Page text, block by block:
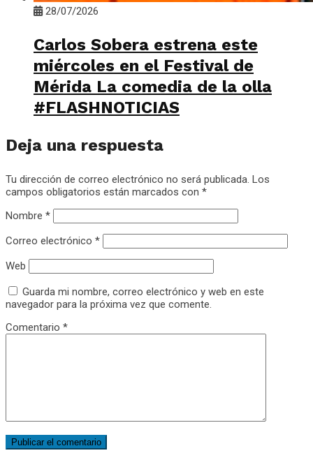
28/07/2026
Carlos Sobera estrena este
miércoles en el Festival de
Mérida La comedia de la olla
#FLASHNOTICIAS
Deja una respuesta
Tu dirección de correo electrónico no será publicada. Los
campos obligatorios están marcados con *
Nombre *
Correo electrónico *
Web
Guarda mi nombre, correo electrónico y web en este
navegador para la próxima vez que comente.
Comentario *